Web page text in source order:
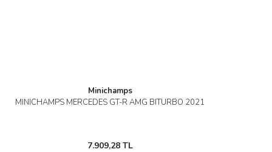
Minichamps
MINICHAMPS MERCEDES GT-R AMG BITURBO 2021
7.909,28 TL